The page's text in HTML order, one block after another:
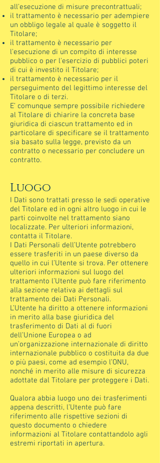
all'esecuzione di misure precontrattuali;
il trattamento è necessario per adempiere
un obbligo legale al quale è soggetto il
Titolare;
il trattamento è necessario per
l'esecuzione di un compito di interesse
pubblico o per l'esercizio di pubblici poteri
di cui è investito il Titolare;
il trattamento è necessario per il
perseguimento del legittimo interesse del
Titolare o di terzi.
E’ comunque sempre possibile richiedere
al Titolare di chiarire la concreta base
giuridica di ciascun trattamento ed in
particolare di specificare se il trattamento
sia basato sulla legge, previsto da un
contratto o necessario per concludere un
contratto.
Luogo
I Dati sono trattati presso le sedi operative
del Titolare ed in ogni altro luogo in cui le
parti coinvolte nel trattamento siano
localizzate. Per ulteriori informazioni,
contatta il Titolare.
I Dati Personali dell’Utente potrebbero
essere trasferiti in un paese diverso da
quello in cui l’Utente si trova. Per ottenere
ulteriori informazioni sul luogo del
trattamento l’Utente può fare riferimento
alla sezione relativa ai dettagli sul
trattamento dei Dati Personali.
L’Utente ha diritto a ottenere informazioni
in merito alla base giuridica del
trasferimento di Dati al di fuori
dell’Unione Europea o ad
un’organizzazione internazionale di diritto
internazionale pubblico o costituita da due
o più paesi, come ad esempio l’ONU,
nonché in merito alle misure di sicurezza
adottate dal Titolare per proteggere i Dati.
Qualora abbia luogo uno dei trasferimenti
appena descritti, l’Utente può fare
riferimento alle rispettive sezioni di
questo documento o chiedere
informazioni al Titolare contattandolo agli
estremi riportati in apertura.